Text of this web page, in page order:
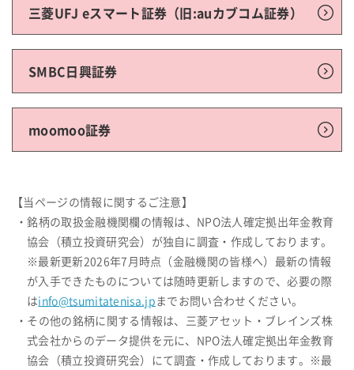
三菱UFJ eスマート証券（旧:auカブコム証券）
SMBC日興証券
moomoo証券
【当ページの情報に関するご注意】
・銘柄の取扱金融機関欄の情報は、NPO法人確定拠出年金教育
協会（積立投資研究会）が独自に調査・作成しております。
※最新更新2026年7月時点（金融機関の皆様へ）最新の情報
が入手できたものについては随時更新しますので、必要の際
はinfo@tsumitatenisa.jp までお問い合わせください。
・その他の銘柄に関する情報は、三菱アセット・ブレインズ株
式会社からのデータ提供を元に、NPO法人確定拠出年金教育
協会（積立投資研究会）にて調査・作成しております。※最